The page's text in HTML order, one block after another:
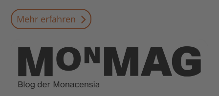
Mehr erfahren